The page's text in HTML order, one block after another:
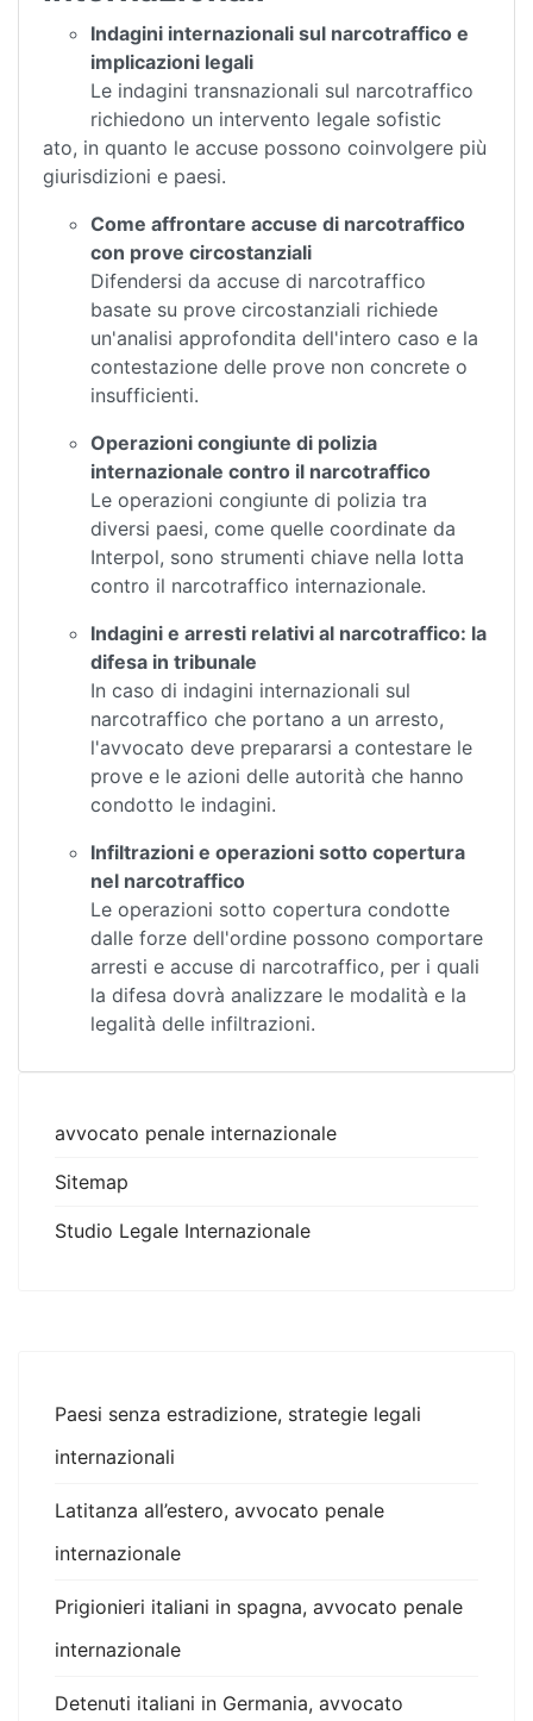
Indagini internazionali sul narcotraffico e
implicazioni legali
Le indagini transnazionali sul narcotraffico
richiedono un intervento legale sofistic
ato, in quanto le accuse possono coinvolgere più
giurisdizioni e paesi.
Come affrontare accuse di narcotraffico
con prove circostanziali
Difendersi da accuse di narcotraffico
basate su prove circostanziali richiede
un'analisi approfondita dell'intero caso e la
contestazione delle prove non concrete o
insufficienti.
Operazioni congiunte di polizia
internazionale contro il narcotraffico
Le operazioni congiunte di polizia tra
diversi paesi, come quelle coordinate da
Interpol, sono strumenti chiave nella lotta
contro il narcotraffico internazionale.
Indagini e arresti relativi al narcotraffico: la
difesa in tribunale
In caso di indagini internazionali sul
narcotraffico che portano a un arresto,
l'avvocato deve prepararsi a contestare le
prove e le azioni delle autorità che hanno
condotto le indagini.
Infiltrazioni e operazioni sotto copertura
nel narcotraffico
Le operazioni sotto copertura condotte
dalle forze dell'ordine possono comportare
arresti e accuse di narcotraffico, per i quali
la difesa dovrà analizzare le modalità e la
legalità delle infiltrazioni.
avvocato penale internazionale
Sitemap
Studio Legale Internazionale
Paesi senza estradizione, strategie legali
internazionali
Latitanza all’estero, avvocato penale
internazionale
Prigionieri italiani in spagna, avvocato penale
internazionale
Detenuti italiani in Germania, avvocato